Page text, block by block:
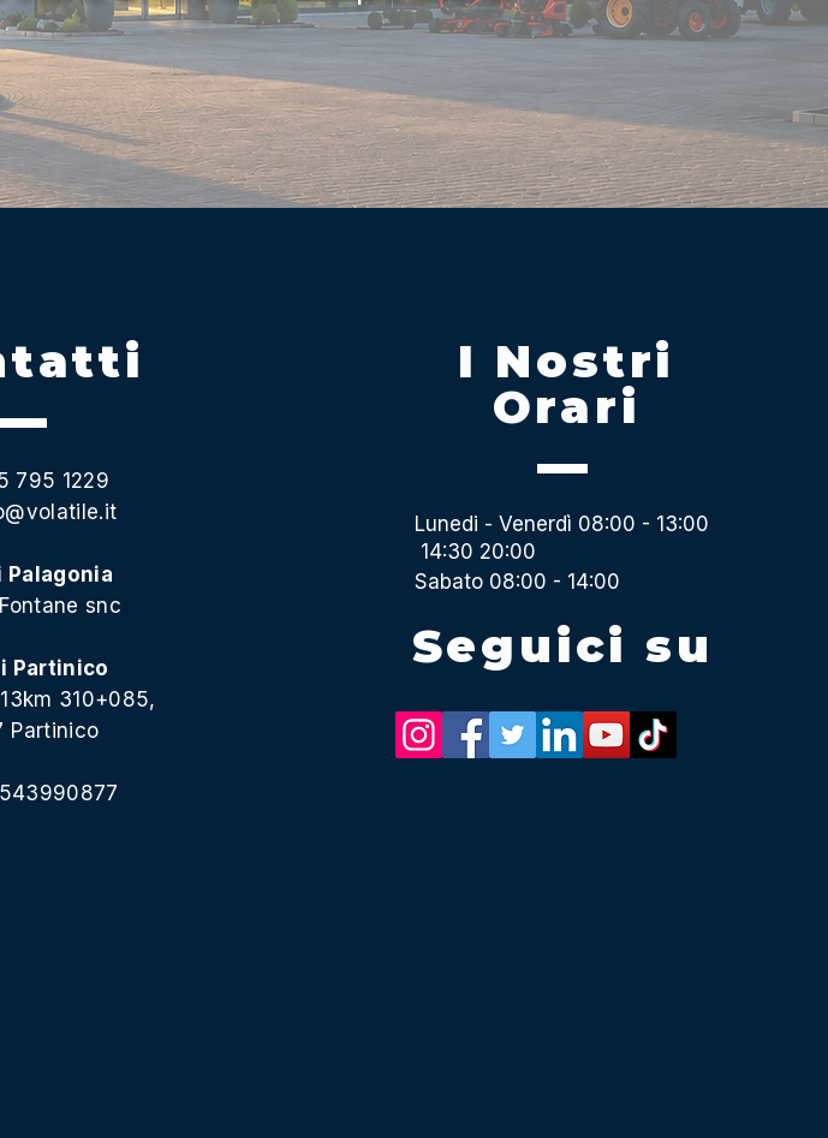
795 1229
Palagonia
snc
Partinico
310+085,
Partinico
I Nostri
Orari
Lunedi - Venerdì 08:00 - 13:00
14:30 20:00
Sabato 08:00 - 14:00
Seguici su